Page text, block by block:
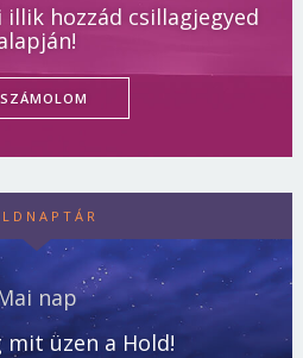
illik hozzád csillagjegyed
nap
mit üzen a Hold!